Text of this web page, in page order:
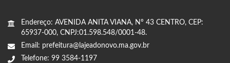
Endereço: AVENIDA ANITA VIANA, Nº 43 CENTRO, CEP:
65937-000, CNPJ:01.598.548/0001-48.
Email: prefeitura@lajeadonovo.ma.gov.br
Telefone: 99 3584-1197